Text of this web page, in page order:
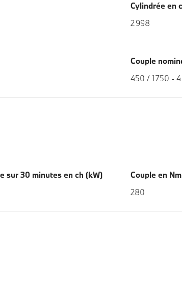
Cylindrée en
2 998
Couple
450 / 1 750 -
sur 30 minutes en ch (kW)
Couple en
280